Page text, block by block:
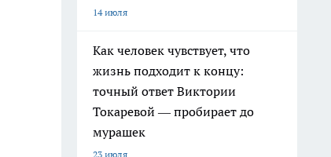
14 июля
Как человек чувствует, что
жизнь подходит к концу:
точный ответ Виктории
Токаревой — пробирает до
мурашек
23 июля